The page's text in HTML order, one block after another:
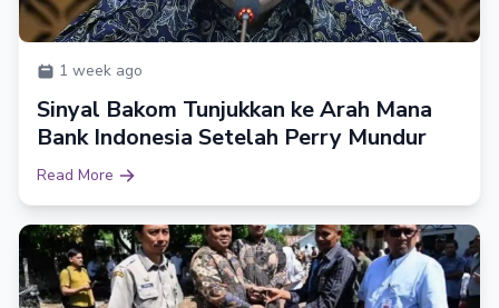
1 week ago
Sinyal Bakom Tunjukkan ke Arah Mana
Bank Indonesia Setelah Perry Mundur
Read More